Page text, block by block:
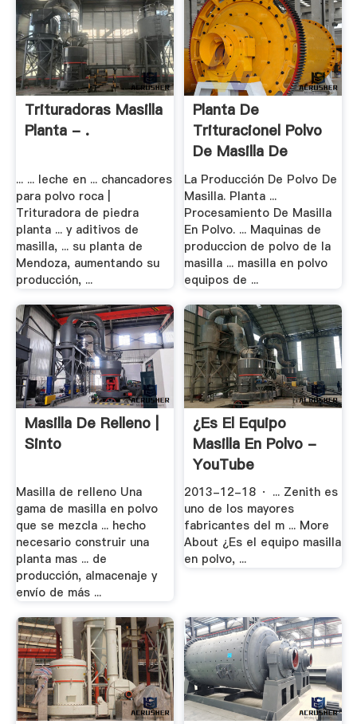
Trituradoras Masilla
Planta - .
... ... leche en ... chancadores
para polvo roca |
Trituradora de piedra
planta ... y aditivos de
masilla, ... su planta de
Mendoza, aumentando su
producción, ...
Planta De
Trituracionel Polvo
De Masilla De
Equipo .
La Producción De Polvo De
Masilla. Planta ...
Procesamiento De Masilla
En Polvo. ... Maquinas de
produccion de polvo de la
masilla ... masilla en polvo
equipos de ...
Masilla De Relleno |
Sinto
Masilla de relleno Una
gama de masilla en polvo
que se mezcla ... hecho
necesario construir una
planta mas ... de
producción, almacenaje y
envío de más ...
¿Es El Equipo
Masilla En Polvo -
YouTube
2013-12-18 · ... Zenith es
uno de los mayores
fabricantes del m ... More
About ¿Es el equipo masilla
en polvo, ...